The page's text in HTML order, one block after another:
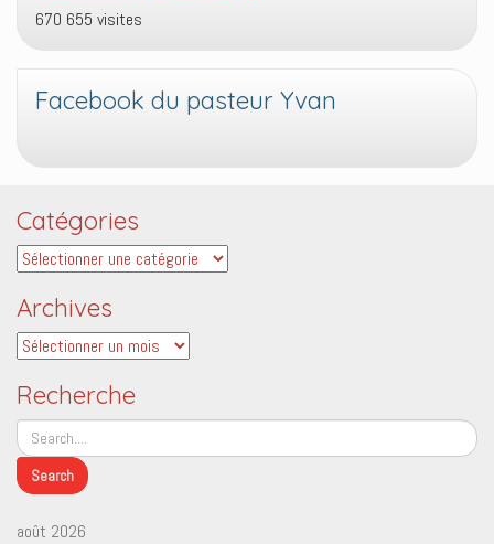
670 655 visites
Facebook du pasteur Yvan
Catégories
Catégories
Archives
Archives
Recherche
août 2026